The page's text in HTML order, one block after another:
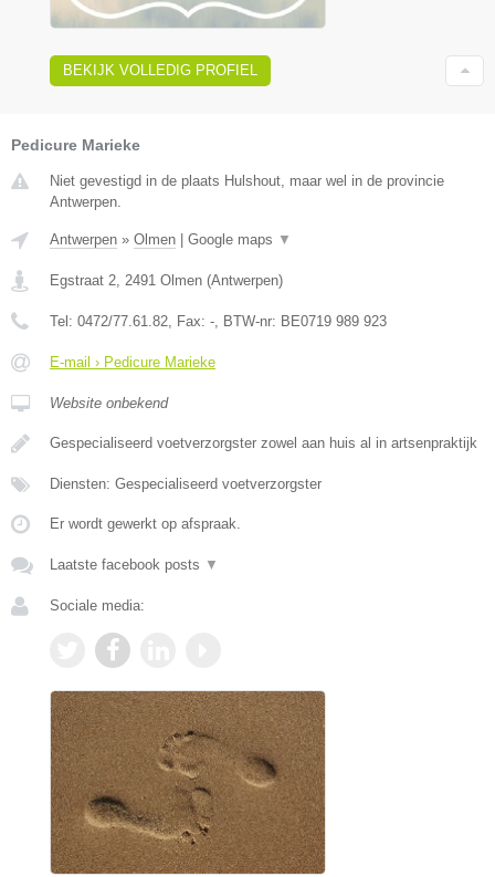
BEKIJK VOLLEDIG PROFIEL
Pedicure Marieke
Niet gevestigd in de plaats Hulshout, maar wel in de provincie
Antwerpen.
Antwerpen » Olmen Google maps ▼
Egstraat 2, 2491 Olmen (Antwerpen)
Tel: 0472/77.61.82, Fax: -, BTW-nr: BE0719 989 923
E-mail › Pedicure Marieke
Website onbekend
Gespecialiseerd voetverzorgster zowel aan huis al in artsenpraktijk
Diensten: Gespecialiseerd voetverzorgster
Er wordt gewerkt op afspraak.
Laatste facebook posts ▼
Sociale media: